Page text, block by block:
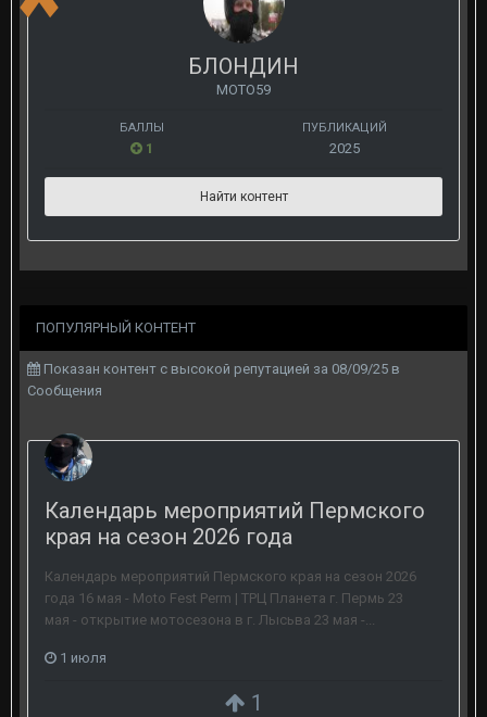
БЛОНДИН
МОТО59
БАЛЛЫ
1
ПУБЛИКАЦИЙ
2025
Найти контент
ПОПУЛЯРНЫЙ КОНТЕНТ
Показан контент с высокой репутацией за 08/09/25 в
Сообщения
1
Календарь мероприятий Пермского
края на сезон 2026 года
Календарь мероприятий Пермского края на сезон 2026
года 16 мая - Moto Fest Perm | ТРЦ Планета г. Пермь 23
мая - открытие мотосезона в г. Лысьва 23 мая -...
1 июля